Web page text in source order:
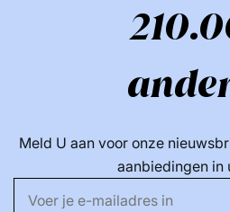
Meld U aan voor onze
aanbiedingen in